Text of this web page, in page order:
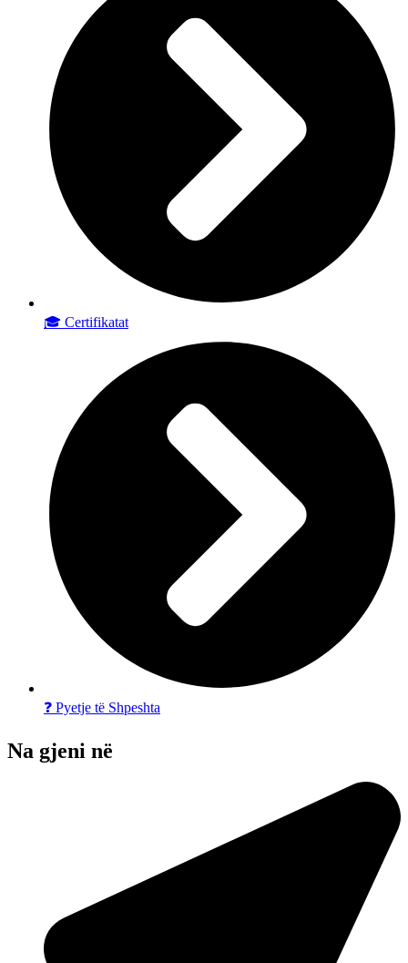
🎓 Certifikatat
❓ Pyetje të Shpeshta
Na gjeni në